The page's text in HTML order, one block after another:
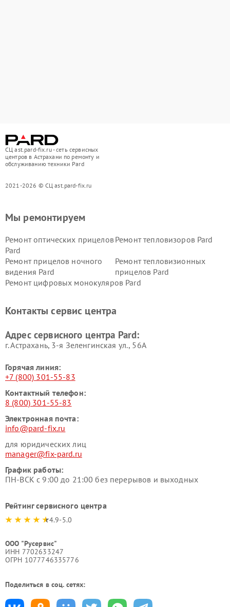
СЦ ast.pard-fix.ru - сеть сервисных
центров в Астрахани по ремонту и
обслуживанию техники Pard
2021-2026 © СЦ ast.pard-fix.ru
Мы ремонтируем
Ремонт оптических прицелов
Pard
Ремонт тепловизоров Pard
Ремонт прицелов ночного
видения Pard
Ремонт тепловизионных
прицелов Pard
Ремонт цифровых монокуляров Pard
Контакты сервис центра
Адрес сервисного центра Pard:
г. Астрахань, 3-я Зеленгинская ул., 56А
Горячая линия:
+7 (800) 301-55-83
Контактный телефон:
8 (800) 301-55-83
Электронная почта:
info@pard-fix.ru
для юридических лиц
manager@fix-pard.ru
График работы:
ПН-ВСК с 9:00 до 21:00 без перерывов и выходных
Рейтинг сервисного центра
4.9-5.0
ООО "Русервис"
ИНН 7702633247
ОГРН 1077746335776
Поделиться в соц. сетях: